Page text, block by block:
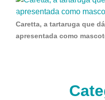
Caretta, a tartaruga que
apresentada como